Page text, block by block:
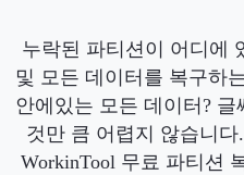
누락된 파티션이 어디에
및 모든 데이터를 복구하
안에있는 모든 데이터?
것만 큼 어렵지 않습니
WorkinTool 무료 파티션